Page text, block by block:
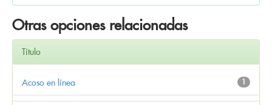
Otras opciones relacionadas
Título
1
Acoso en línea